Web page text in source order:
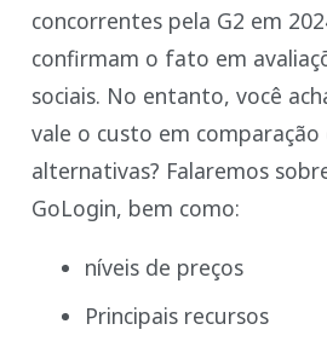
concorrentes pela G2 em
confirmam o fato em
sociais. No entanto, você
vale o custo em comparação
alternativas? Falaremos
GoLogin, bem como:
níveis de preços
Principais recursos